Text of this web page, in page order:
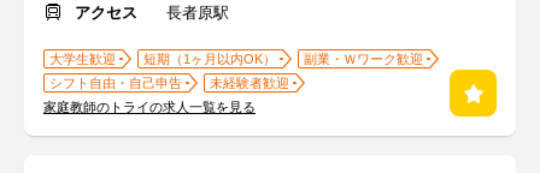
アクセス
長者原駅
大学生歓迎 短期（1ヶ月以内OK）
副業・Ｗワーク歓迎
シフト自由・自己申告
未経験者歓迎
家庭教師のトライの求人一覧を見る